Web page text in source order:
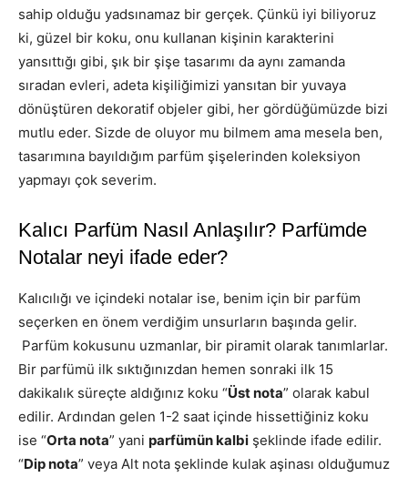
sahip olduğu yadsınamaz bir gerçek. Çünkü iyi biliyoruz
ki, güzel bir koku, onu kullanan kişinin karakterini
yansıttığı gibi, şık bir şişe tasarımı da aynı zamanda
sıradan evleri, adeta kişiliğimizi yansıtan bir yuvaya
dönüştüren dekoratif objeler gibi, her gördüğümüzde bizi
mutlu eder. Sizde de oluyor mu bilmem ama mesela ben,
tasarımına bayıldığım parfüm şişelerinden koleksiyon
yapmayı çok severim.
Kalıcı Parfüm Nasıl Anlaşılır? Parfümde
Notalar neyi ifade eder?
Kalıcılığı ve içindeki notalar ise, benim için bir parfüm
seçerken en önem verdiğim unsurların başında gelir.
Parfüm kokusunu uzmanlar, bir piramit olarak tanımlarlar.
Bir parfümü ilk sıktığınızdan hemen sonraki ilk 15
dakikalık süreçte aldığınız koku “Üst nota” olarak kabul
edilir. Ardından gelen 1-2 saat içinde hissettiğiniz koku
ise “Orta nota” yani parfümün kalbi şeklinde ifade edilir.
“Dip nota” veya Alt nota şeklinde kulak aşinası olduğumuz